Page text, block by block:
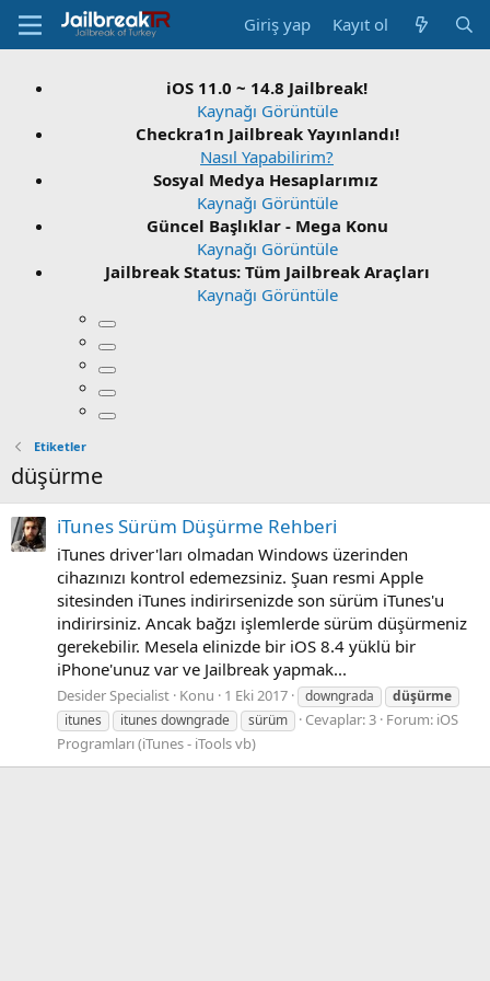
Giriş yap Kayıt ol
iOS 11.0 ~ 14.8 Jailbreak!
Kaynağı Görüntüle
Checkra1n Jailbreak Yayınlandı!
Nasıl Yapabilirim?
Sosyal Medya Hesaplarımız
Kaynağı Görüntüle
Güncel Başlıklar - Mega Konu
Kaynağı Görüntüle
Jailbreak Status: Tüm Jailbreak Araçları
Kaynağı Görüntüle
Etiketler
düşürme
iTunes Sürüm Düşürme Rehberi
iTunes driver'ları olmadan Windows üzerinden
cihazınızı kontrol edemezsiniz. Şuan resmi Apple
sitesinden iTunes indirirsenizde son sürüm iTunes'u
indirirsiniz. Ancak bağzı işlemlerde sürüm düşürmeniz
gerekebilir. Mesela elinizde bir iOS 8.4 yüklü bir
iPhone'unuz var ve Jailbreak yapmak...
Desider Specialist Konu 1 Eki 2017 downgrada
düşürme
itunes
itunes downgrade sürüm Cevaplar: 3 Forum: iOS
Programları (iTunes - iTools vb)